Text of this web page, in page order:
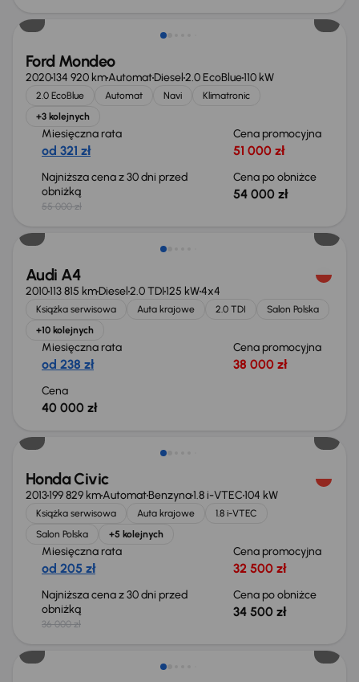
Ford Mondeo
2020134 920 kmAutomatDiesel2.0 EcoBlue110 kW
2.0 EcoBlue Automat Navi
Klimatronic
+3 kolejnych
Miesięczna rata
od 321 zł
Cena promocyjna
51 000 zł
Najniższa cena z 30 dni przed
obniżką
55 000 zł
Cena po obniżce
54 000 zł
Audi A4
2010113 815 kmDiesel2.0 TDI125 kW4x4
Książka serwisowa Auta krajowe 2.0 TDI
Salon Polska
+10 kolejnych
Miesięczna rata
od 238 zł
Cena promocyjna
38 000 zł
Cena
40 000 zł
Honda Civic
2013199 829 kmAutomatBenzyna1.8 i-VTEC104 kW
Książka serwisowa Auta krajowe
1.8 i-VTEC
Salon Polska
+5 kolejnych
Miesięczna rata
od 205 zł
Cena promocyjna
32 500 zł
Najniższa cena z 30 dni przed
obniżką
36 000 zł
Cena po obniżce
34 500 zł
Świeżo skupione